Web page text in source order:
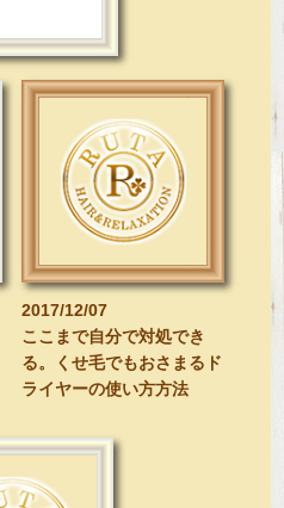
2017/12/07
ここまで自分で対処でき
る。くせ毛でもおさまるド
ライヤーの使い方方法